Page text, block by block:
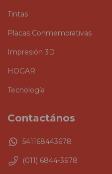
Tintas
Placas Conmemorativas
Impresión 3D
HOGAR
Tecnología
Contactános
541168443678
(011) 6844-3678